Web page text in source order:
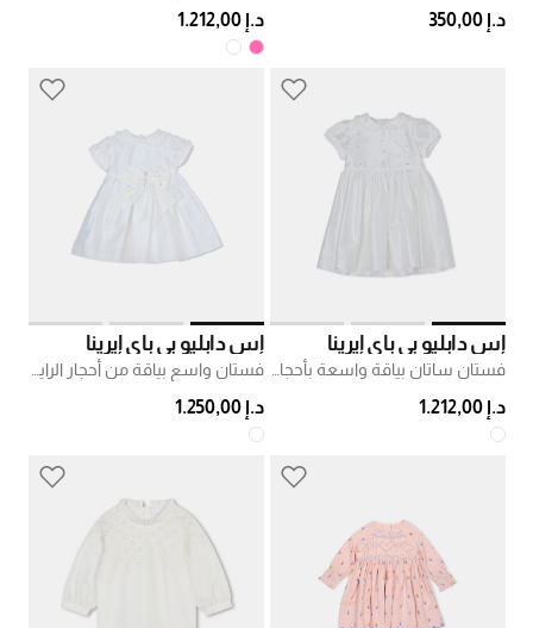
د.إ 350,00 د.إ 1.212,00
إس دابليو بي باي إيرينا
د.إ 1.212,00
إس دابليو بي باي إيرينا
د.إ 1.250,00